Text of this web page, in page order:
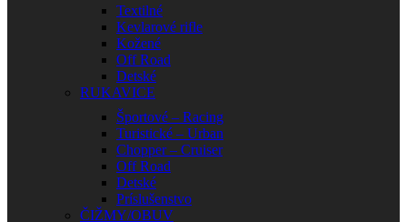
Textilné
Kevlarové rifle
Kožené
Off Road
Detské
RUKAVICE
Športové – Racing
Turistické – Urban
Chopper – Cruiser
Off Road
Detské
Príslušenstvo
ČIŽMY/OBUV